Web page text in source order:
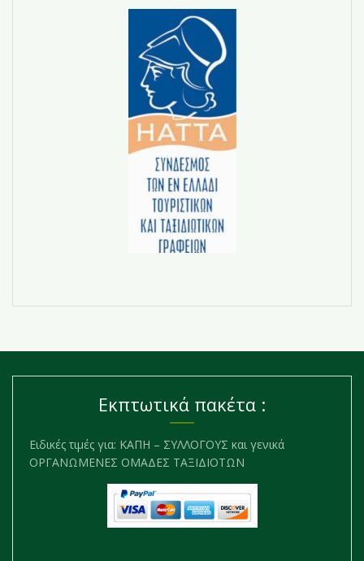
Εκπτωτικά πακέτα :
Ειδικές τιμές για: ΚΑΠΗ – ΣΥΛΛΟΓΟΥΣ και γενικά
ΟΡΓΑΝΩΜΕΝΕΣ ΟΜΑΔΕΣ ΤΑΞΙΔΙΟΤΩΝ